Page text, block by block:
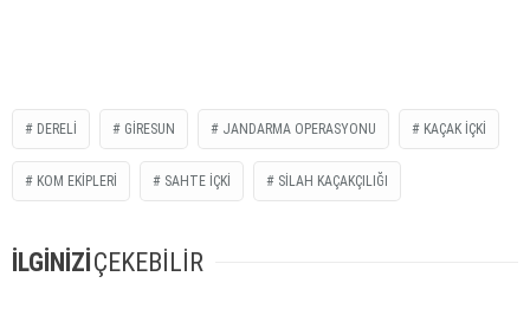
DERELI GIRESUN JANDARMA OPERASYONU KAÇAK IÇKI
KOM EKIPLERI SAHTE IÇKI SILAH KAÇAKÇILIĞI
İLGİNİZİÇEKEBİLİR